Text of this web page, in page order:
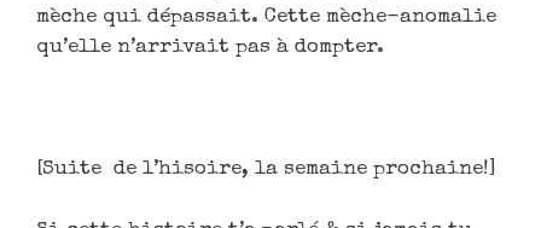
mèche qui dépassait. Cette mèche-anomalie
qu’elle n’arrivait pas à dompter.
[Suite de l’hisoire, la semaine prochaine!]